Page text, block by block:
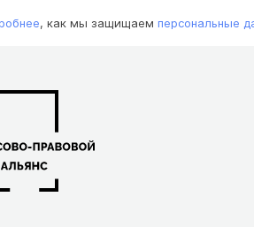
, как мы защищаем персональные